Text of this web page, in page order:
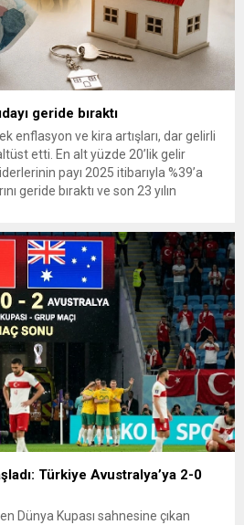
geride bıraktı
enflasyon ve kira artışları, dar gelirli
etti. En alt yüzde 20’lik gelir
payı 2025 itibarıyla %39’a
geride bıraktı ve son 23 yılın
Türkiye Avustralya’ya 2-0
Dünya Kupası sahnesine çıkan